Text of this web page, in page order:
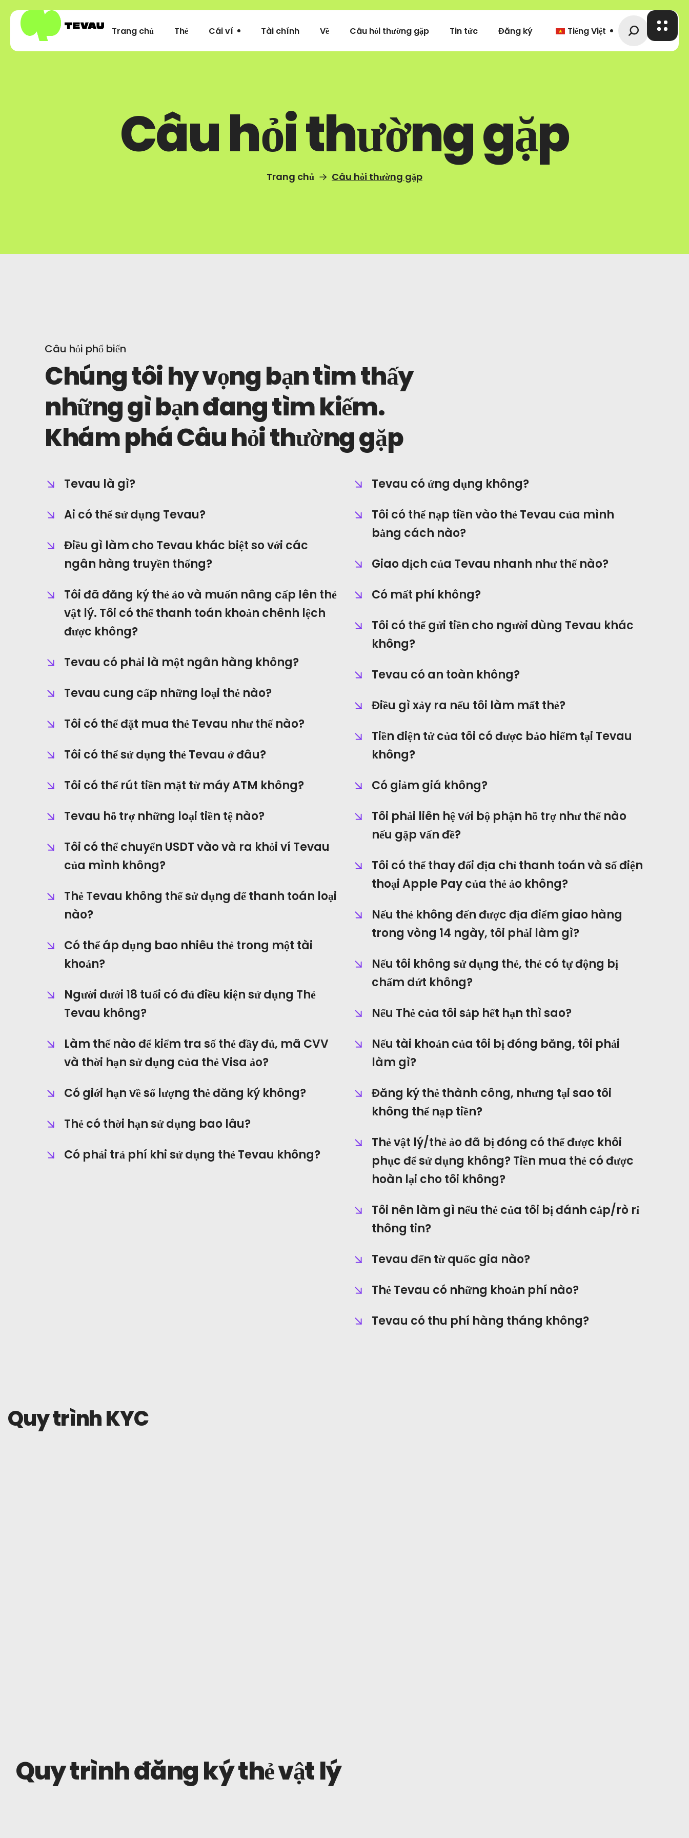
Trang chủ Thẻ Cái ví Tài chính Về Câu hỏi thường gặp Tin tức Đăng ký Tiếng Việt
Trang Chủ
Thẻ
Tài Chính
Về
Câu Hỏi Thường Gặp
Địa chỉ:
Chính: Hồng Kông
Đặt mua
Chuyên môn cũng như niềm đam mê thiết kế web
Instagram
Câu hỏi thường gặp
Trang chủ Câu hỏi thường gặp
Câu hỏi phổ biến
Chúng tôi hy vọng bạn tìm thấy
những gì bạn đang tìm kiếm.
Khám phá Câu hỏi thường gặp
Tevau là gì?
Ai có thể sử dụng Tevau?
Điều gì làm cho Tevau khác biệt so với các
ngân hàng truyền thống?
Tôi đã đăng ký thẻ ảo và muốn nâng cấp lên thẻ
vật lý. Tôi có thể thanh toán khoản chênh lệch
được không?
Tevau có phải là một ngân hàng không?
Tevau cung cấp những loại thẻ nào?
Tôi có thể đặt mua thẻ Tevau như thế nào?
Tôi có thể sử dụng thẻ Tevau ở đâu?
Tôi có thể rút tiền mặt từ máy ATM không?
Tevau hỗ trợ những loại tiền tệ nào?
Tôi có thể chuyển USDT vào và ra khỏi ví Tevau
của mình không?
Thẻ Tevau không thể sử dụng để thanh toán loại
nào?
Có thể áp dụng bao nhiêu thẻ trong một tài
khoản?
Người dưới 18 tuổi có đủ điều kiện sử dụng Thẻ
Tevau không?
Làm thế nào để kiểm tra số thẻ đầy đủ, mã CVV
và thời hạn sử dụng của thẻ Visa ảo?
Có giới hạn về số lượng thẻ đăng ký không?
Thẻ có thời hạn sử dụng bao lâu?
Có phải trả phí khi sử dụng thẻ Tevau không?
Tevau có ứng dụng không?
Tôi có thể nạp tiền vào thẻ Tevau của mình
bằng cách nào?
Giao dịch của Tevau nhanh như thế nào?
Có mất phí không?
Tôi có thể gửi tiền cho người dùng Tevau khác
không?
Tevau có an toàn không?
Điều gì xảy ra nếu tôi làm mất thẻ?
Tiền điện tử của tôi có được bảo hiểm tại Tevau
không?
Có giảm giá không?
Tôi phải liên hệ với bộ phận hỗ trợ như thế nào
nếu gặp vấn đề?
Tôi có thể thay đổi địa chỉ thanh toán và số điện
thoại Apple Pay của thẻ ảo không?
Nếu thẻ không đến được địa điểm giao hàng
trong vòng 14 ngày, tôi phải làm gì?
Nếu tôi không sử dụng thẻ, thẻ có tự động bị
chấm dứt không?
Nếu Thẻ của tôi sắp hết hạn thì sao?
Nếu tài khoản của tôi bị đóng băng, tôi phải
làm gì?
Đăng ký thẻ thành công, nhưng tại sao tôi
không thể nạp tiền?
Thẻ vật lý/thẻ ảo đã bị đóng có thể được khôi
phục để sử dụng không? Tiền mua thẻ có được
hoàn lại cho tôi không?
Tôi nên làm gì nếu thẻ của tôi bị đánh cắp/rò rỉ
thông tin?
Tevau đến từ quốc gia nào?
Thẻ Tevau có những khoản phí nào?
Tevau có thu phí hàng tháng không?
Quy trình KYC
Quy trình đăng ký thẻ vật lý